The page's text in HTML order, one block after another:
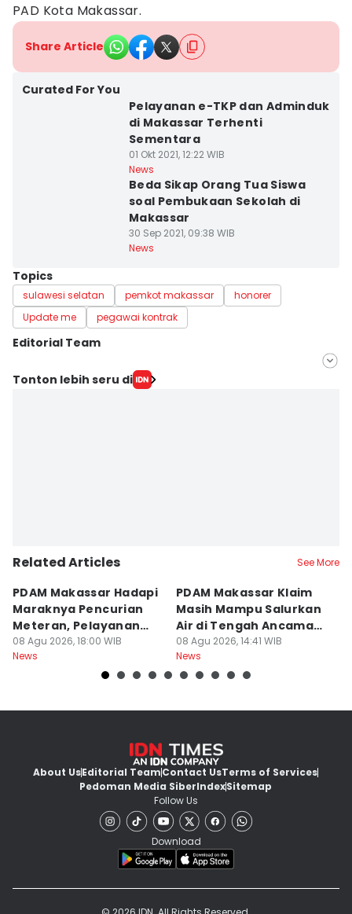
PAD Kota Makassar.
Share Article
Curated For You
Pelayanan e-TKP dan Adminduk
di Makassar Terhenti
Sementara
01 Okt 2021, 12:22 WIB
News
Beda Sikap Orang Tua Siswa
soal Pembukaan Sekolah di
Makassar
30 Sep 2021, 09:38 WIB
News
Topics
sulawesi selatan pemkot makassar
honorer
Update me
pegawai kontrak
Editorial Team
Editor
Tonton lebih seru di
Related Articles See More
PDAM Makassar Hadapi
Maraknya Pencurian
Meteran, Pelayanan
Ikut Terdampak
08 Agu 2026, 18:00 WIB
News
PDAM Makassar Klaim
Masih Mampu Salurkan
Air di Tengah Ancaman
Kekeringan
08 Agu 2026, 14:41 WIB
News
About UsEditorial TeamContact UsTerms of Services
Pedoman Media SiberIndexSitemap
Follow Us
Download